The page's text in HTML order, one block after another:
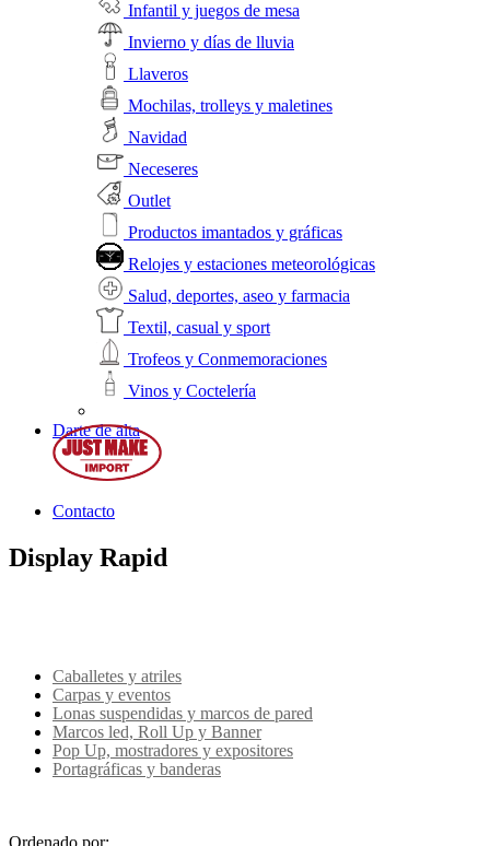
Infantil y juegos de mesa
Invierno y días de lluvia
Llaveros
Mochilas, trolleys y maletines
Navidad
Neceseres
Outlet
Productos imantados y gráficas
Relojes y estaciones meteorológicas
Salud, deportes, aseo y farmacia
Textil, casual y sport
Trofeos y Conmemoraciones
Vinos y Coctelería
Darte de alta
Contacto
Display Rapid
Caballetes y atriles
Carpas y eventos
Lonas suspendidas y marcos de pared
Marcos led, Roll Up y Banner
Pop Up, mostradores y expositores
Portagráficas y banderas
Ordenado por: